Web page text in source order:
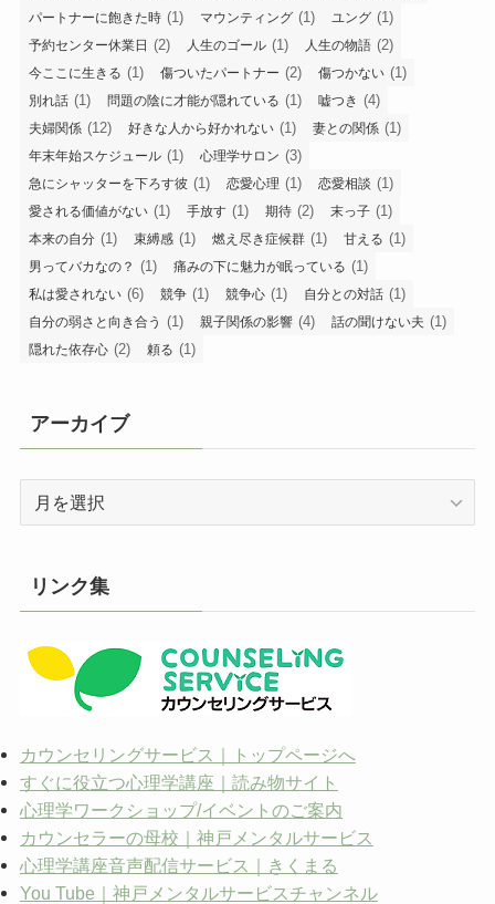
パートナーに飽きた時 (1) マウンティング (1) ユング (1)
予約センター休業日 (2) 人生のゴール (1) 人生の物語 (2)
今ここに生きる (1) 傷ついたパートナー (2) 傷つかない (1)
別れ話 (1) 問題の陰に才能が隠れている (1) 嘘つき (4)
夫婦関係 (12) 好きな人から好かれない (1) 妻との関係 (1)
年末年始スケジュール (1) 心理学サロン (3)
急にシャッターを下ろす彼 (1) 恋愛心理 (1) 恋愛相談 (1)
愛される価値がない (1) 手放す (1) 期待 (2) 末っ子 (1)
本来の自分 (1) 束縛感 (1) 燃え尽き症候群 (1) 甘える (1)
男ってバカなの？ (1) 痛みの下に魅力が眠っている (1)
私は愛されない (6) 競争 (1) 競争心 (1) 自分との対話 (1)
自分の弱さと向き合う (1) 親子関係の影響 (4) 話の聞けない夫 (1)
隠れた依存心 (2) 頼る (1)
アーカイブ
イ
リンク集
カウンセリングサービス｜トップページへ
すぐに役立つ心理学講座｜読み物サイト
心理学ワークショップ/イベントのご案内
カウンセラーの母校｜神戸メンタルサービス
心理学講座音声配信サービス｜きくまる
You Tube｜神戸メンタルサービスチャンネル